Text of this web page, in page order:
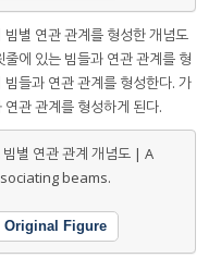
별 연관 관계를 형성한 개념도
에 있는 빔들과 연관 관계를 형
들과 연관 관계를 형성한다. 가
관 관계를 형성하게 된다.
빔별 연관 관계 개념도 | A
beams.
Original Figure